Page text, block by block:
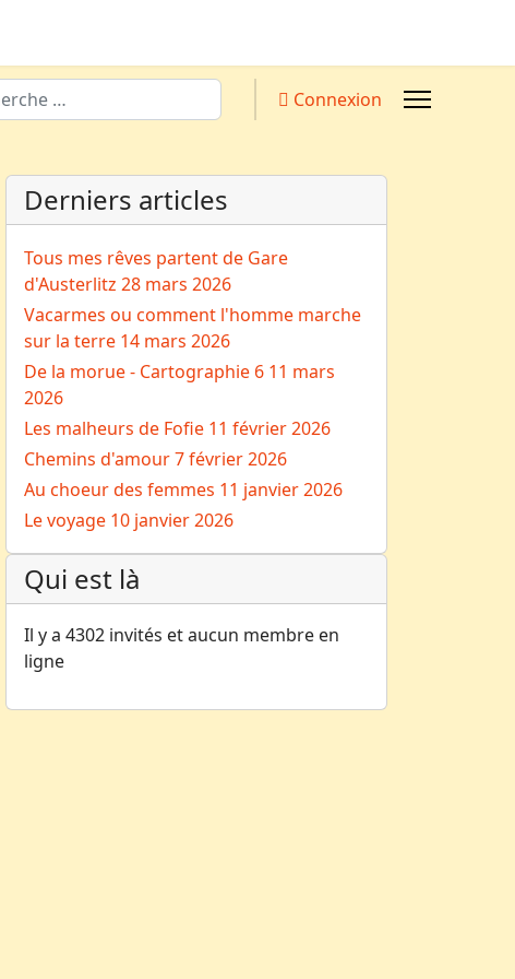
Connexion
Derniers articles
Tous mes rêves partent de Gare
d'Austerlitz 28 mars 2026
Vacarmes ou comment l'homme marche
sur la terre 14 mars 2026
De la morue - Cartographie 6 11 mars
2026
Les malheurs de Fofie 11 février 2026
Chemins d'amour7 février 2026
Au choeur des femmes 11 janvier 2026
Le voyage 10 janvier 2026
Qui est là
Il y a 4302 invités et aucun membre en
ligne